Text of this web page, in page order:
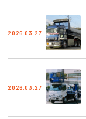
2026.03.27
2026.03.27